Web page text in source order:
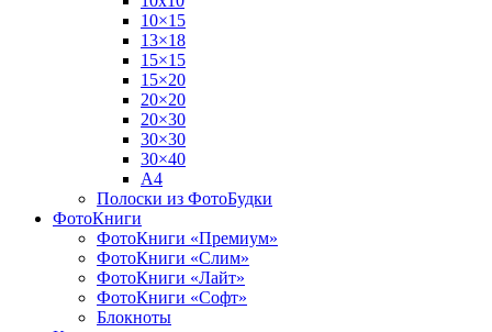
10×15
13×18
15×15
15×20
20×20
20×30
30×30
30×40
A4
Полоски из ФотоБудки
ФотоКниги
ФотоКниги «Премиум»
ФотоКниги «Слим»
ФотоКниги «Лайт»
ФотоКниги «Софт»
Блокноты